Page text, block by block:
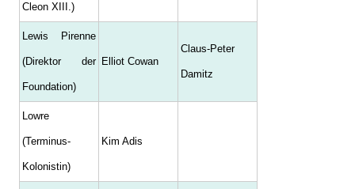
Cleon XIII.)
Lewis Pirenne
(Direktor der
Foundation)
Elliot Cowan
Claus-Peter
Damitz
Lowre
(Terminus-
Kolonistin)
Kim Adis